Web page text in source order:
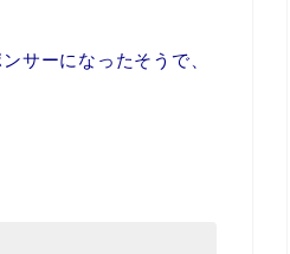
サーになったそうで、